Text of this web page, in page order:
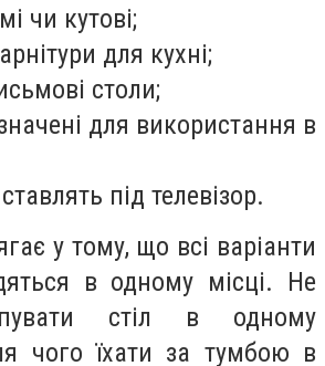
чи кутові;
для кухні;
столи;
для використання в
під телевізор.
у тому, що всі варіанти
в одному місці. Не
стіл в одному
чого їхати за тумбою в